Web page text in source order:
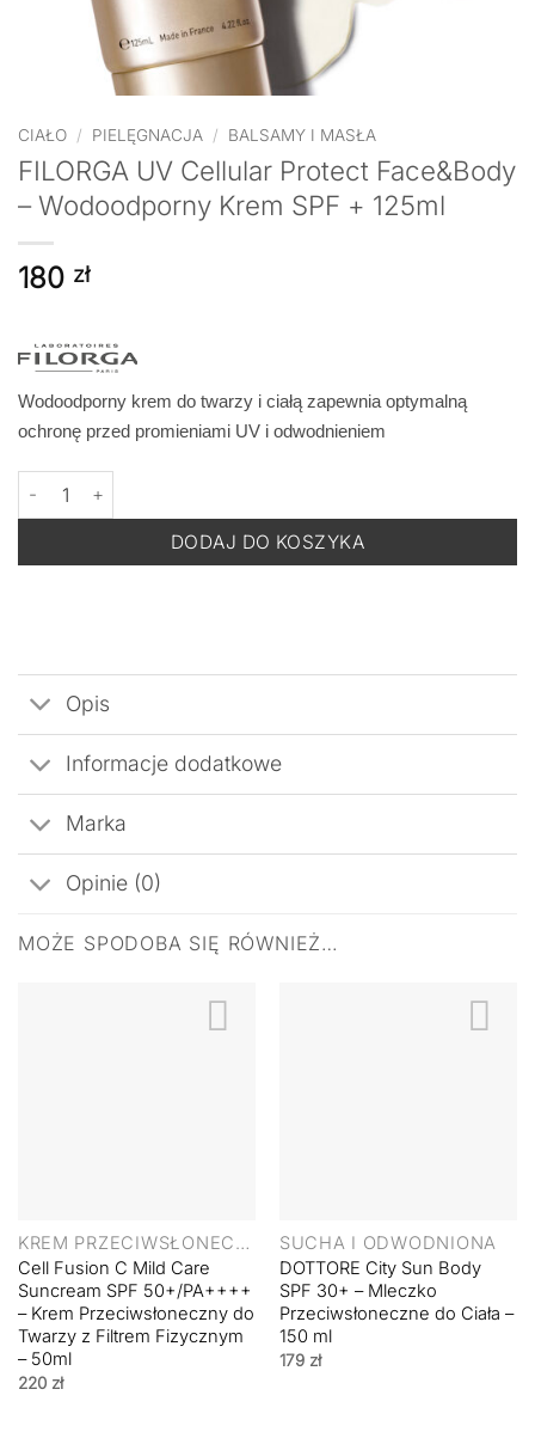
CIAŁO / PIELĘGNACJA / BALSAMY I MASŁA
FILORGA UV Cellular Protect Face&Body
– Wodoodporny Krem SPF + 125ml
180 zł
Wodoodporny krem do twarzy i ciałą zapewnia optymalną
ochronę przed promieniami UV i odwodnieniem
ilość FILORGA UV Cellular Protect Face&Body - Wodoodporny
DODAJ DO KOSZYKA
Opis
Informacje dodatkowe
Marka
Opinie (0)
MOŻE SPODOBA SIĘ RÓWNIEŻ…
KREM PRZECIWSŁONECZNY
Cell Fusion C Mild Care
Suncream SPF 50+/PA++++
– Krem Przeciwsłoneczny do
Twarzy z Filtrem Fizycznym
– 50ml
220 zł
SUCHA I ODWODNIONA
DOTTORE City Sun Body
SPF 30+ – Mleczko
Przeciwsłoneczne do Ciała –
150 ml
179 zł